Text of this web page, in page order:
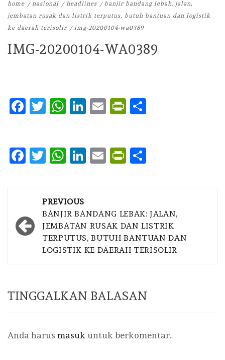
home nasional headlines
banjir bandang lebak: jalan,
jembatan rusak dan listrik terputus, butuh bantuan dan logistik
ke daerah terisolir
img-20200104-wa0389
IMG-20200104-WA0389
Facebook
Twitter
WhatsApp
LinkedIn
EmailPrintFriendly
Facebook
Twitter
WhatsApp
LinkedIn
EmailPrintFriendly
navigation
PREVIOUS
BANJIR BANDANG LEBAK: JALAN,
JEMBATAN RUSAK DAN LISTRIK
TERPUTUS, BUTUH BANTUAN DAN
LOGISTIK KE DAERAH TERISOLIR
TINGGALKAN BALASAN
Anda harus masuk untuk berkomentar.